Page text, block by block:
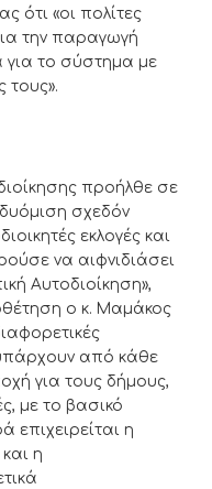
ότι «οι πολίτες
την παραγωγή
για το σύστημα με
τους».
προήλθε σε
σχεδόν
εκλογές και
να αιφνιδιάσει
Αυτοδιοίκηση»,
ο κ. Μαμάκος
από κάθε
για τους δήμους,
με το βασικό
επιχειρείται η
η